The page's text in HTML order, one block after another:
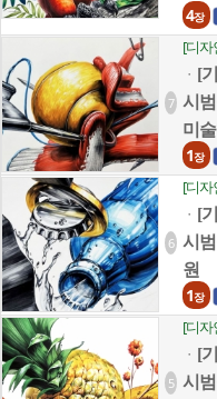
4장
7
[디자
ㆍ [
시
미
1장
6
[디자
ㆍ [
시
원
1장
5
[디자
ㆍ [
시